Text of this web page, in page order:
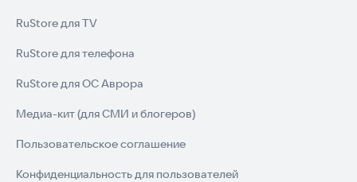
RuStore для TV
RuStore для телефона
RuStore для ОС Аврора
Медиа-кит (для СМИ и блогеров)
Пользовательское соглашение
Конфиденциальность для пользователей